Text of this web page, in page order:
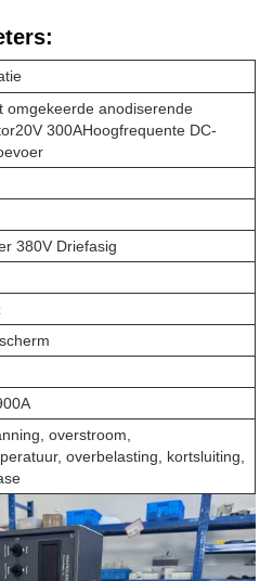
omgekeerde anodiserende
20V 300AHoogfrequente DC-
380V Driefasig
overstroom,
overbelasting, kortsluiting,